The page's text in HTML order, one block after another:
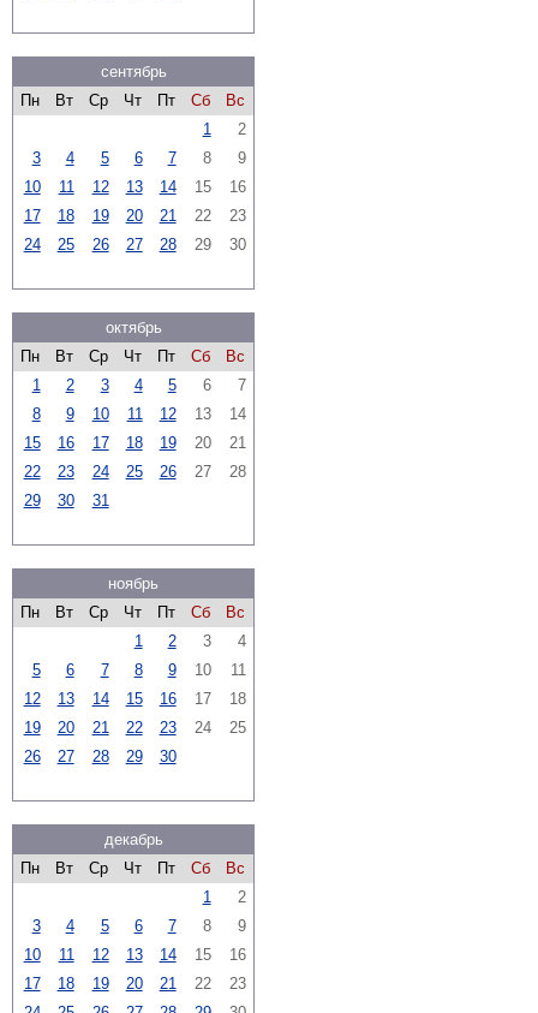
сентябрь
Пн
Вт Ср Чт Пт Сб
Вс
1
2
3
4 5 6 7 8
9
10
11 12 13 14 15
16
17
18 19 20 21 22
23
24
25 26 27 28 29 30
октябрь
Пн
Вт Ср Чт Пт Сб
Вс
1
2 3 4 5 6
7
8
9 10 11 12 13
14
15
16 17 18 19 20
21
22
23 24 25 26 27
28
29
30 31
ноябрь
Пн
Вт Ср Чт Пт Сб
Вс
1
2 3
4
5
6 7 8 9 10
11
12
13 14 15 16 17
18
19
20 21 22 23 24
25
26
27 28 29 30
декабрь
Пн
Вт Ср Чт Пт Сб
Вс
1
2
3
4 5 6 7 8
9
10
11 12 13 14 15
16
17
18 19 20 21 22
23